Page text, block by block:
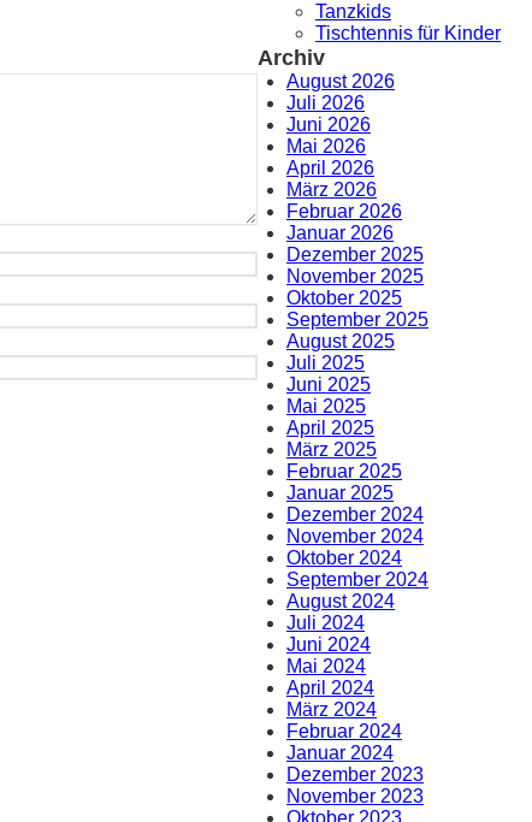
Tanzkids
Tischtennis für Kinder
Archiv
August 2026
Juli 2026
Juni 2026
Mai 2026
April 2026
März 2026
Februar 2026
Januar 2026
Dezember 2025
November 2025
Oktober 2025
September 2025
August 2025
Juli 2025
Juni 2025
Mai 2025
April 2025
März 2025
Februar 2025
Januar 2025
Dezember 2024
November 2024
Oktober 2024
September 2024
August 2024
Juli 2024
Juni 2024
Mai 2024
April 2024
März 2024
Februar 2024
Januar 2024
Dezember 2023
November 2023
Oktober 2023